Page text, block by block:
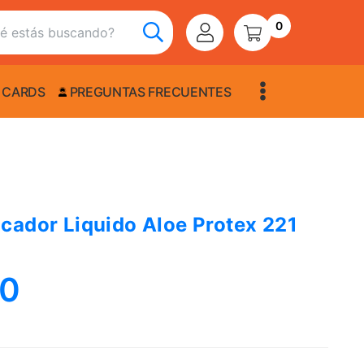
0
PREGUNTAS FRECUENTES
Liquido Aloe Protex 221